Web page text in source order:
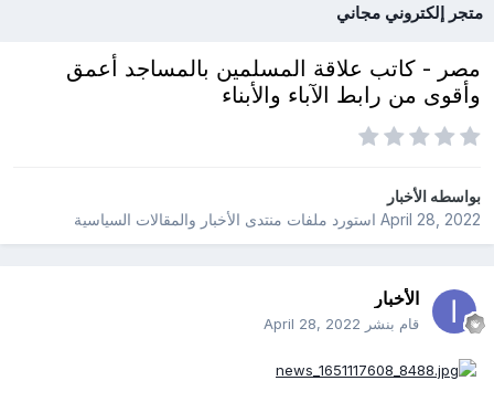
متجر إلكتروني مجاني
مصر - كاتب علاقة المسلمين بالمساجد أعمق
وأقوى من رابط الآباء والأبناء
بواسطهالأخبار
April 28, 2022استورد ملفات منتدى الأخبار والمقالات السياسية
الأخبار
قام بنشر April 28, 2022